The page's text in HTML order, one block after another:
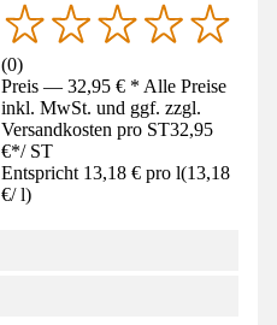
(0)
Preis — 32,95 € * Alle Preise
inkl. MwSt. und ggf. zzgl.
Versandkosten pro ST32,95
€*/ ST
Entspricht 13,18 € pro l(13,18
€/ l)